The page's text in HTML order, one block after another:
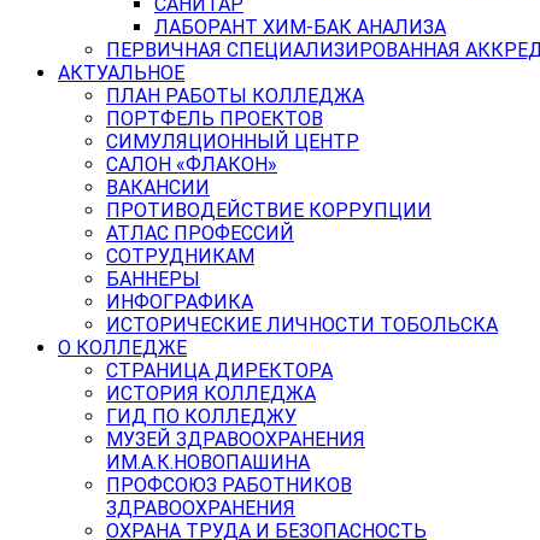
ЛАБОРАНТ ХИМ-БАК АНАЛИЗА
ПЕРВИЧНАЯ СПЕЦИАЛИЗИРОВАННАЯ
АКТУАЛЬНОЕ
ПЛАН РАБОТЫ КОЛЛЕДЖА
ПОРТФЕЛЬ ПРОЕКТОВ
СИМУЛЯЦИОННЫЙ ЦЕНТР
САЛОН «ФЛАКОН»
ВАКАНСИИ
ПРОТИВОДЕЙСТВИЕ КОРРУПЦИИ
АТЛАС ПРОФЕССИЙ
СОТРУДНИКАМ
БАННЕРЫ
ИНФОГРАФИКА
ИСТОРИЧЕСКИЕ ЛИЧНОСТИ ТОБОЛЬСКА
О КОЛЛЕДЖЕ
СТРАНИЦА ДИРЕКТОРА
ИСТОРИЯ КОЛЛЕДЖА
ГИД ПО КОЛЛЕДЖУ
МУЗЕЙ ЗДРАВООХРАНЕНИЯ
ИМ.А.К.НОВОПАШИНА
ПРОФСОЮЗ РАБОТНИКОВ
ЗДРАВООХРАНЕНИЯ
ОХРАНА ТРУДА И БЕЗОПАСНОСТЬ